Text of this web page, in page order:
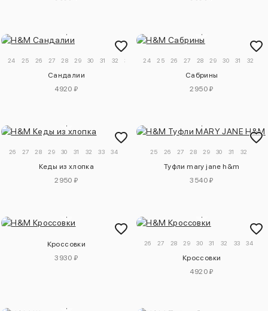
24 25 26 27 28 29 30 31 32 33 34
Сандалии
4920 ₽
24 25 26 27 28 29 30 31 32
Сабрины
2950 ₽
26 27 28 29 30 31 32 33 34
Кеды из хлопка
2950 ₽
25 26 27 28 29 30 31 32
Туфли mary jane h&m
3540 ₽
Кроссовки
3930 ₽
26 27 28 29 30 31 32 33 34
Кроссовки
4920 ₽